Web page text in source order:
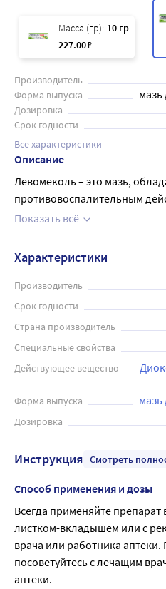
Масса (гр): 10 гр
227.00₽
Производитель
Форма выпуска
Дозировка
Срок годности
Все характеристики
Описание
Левомеколь – это мазь,
противовоспалительным
борется с различными
повреждения кожи. Препарат
заживления тканей и
эффектом. Левомеколь
использования, а благодаря
Инструкция по применению
мазь может использоваться
и в стационарах и
удобной упаковке объемом
оптимальным размером для
повреждений. Левомеколь –
правильном использовании
Показать всё
Характеристики
Производитель
Срок годности
Страна производитель
Специальные свойства
Действующее вещество
Форма выпуска
Дозировка
Инструкция Смотреть
Способ применения и дозы
Всегда применяйте препарат
листком-вкладышем или с
врача или работника
посоветуйтесь с лечащим
аптеки.